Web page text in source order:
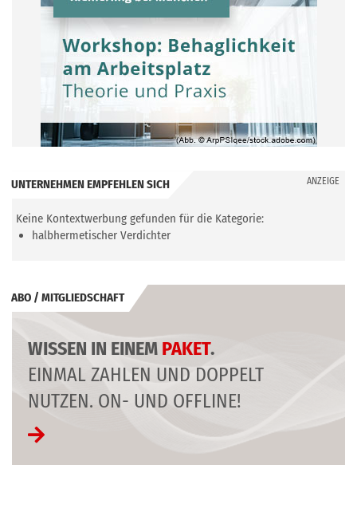
UNTERNEHMEN EMPFEHLEN SICH ANZEIGE
Keine Kontextwerbung gefunden für die Kategorie:
halbhermetischer Verdichter
ABO / MITGLIEDSCHAFT
WISSEN IN EINEM PAKET.
EINMAL ZAHLEN UND DOPPELT
NUTZEN. ON- UND OFFLINE!